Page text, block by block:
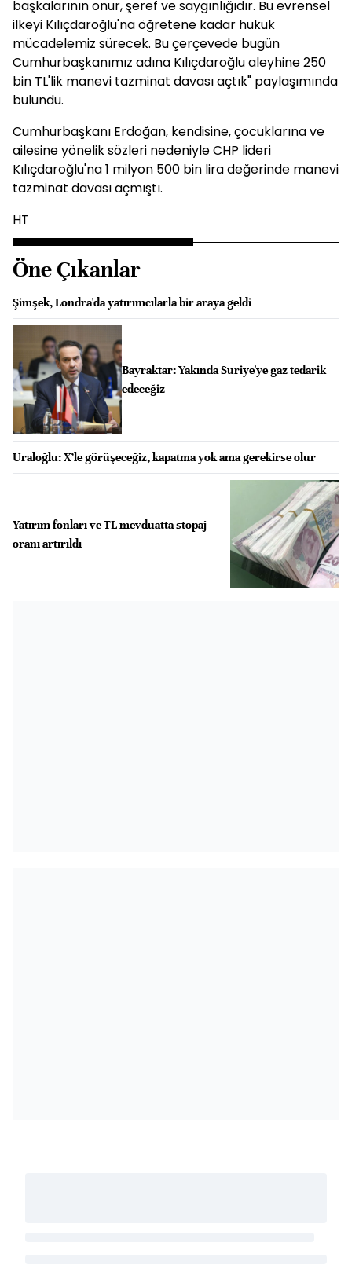
başkalarının onur, şeref ve saygınlığıdır. Bu evrensel
ilkeyi Kılıçdaroğlu'na öğretene kadar hukuk
mücadelemiz sürecek. Bu çerçevede bugün
Cumhurbaşkanımız adına Kılıçdaroğlu aleyhine 250
bin TL'lik manevi tazminat davası açtık" paylaşımında
bulundu.
Cumhurbaşkanı Erdoğan, kendisine, çocuklarına ve
ailesine yönelik sözleri nedeniyle CHP lideri
Kılıçdaroğlu'na 1 milyon 500 bin lira değerinde manevi
tazminat davası açmıştı.
HT
Öne Çıkanlar
Şimşek, Londra'da yatırımcılarla bir araya geldi
Bayraktar: Yakında Suriye'ye gaz tedarik
edeceğiz
Uraloğlu: X’le görüşeceğiz, kapatma yok ama gerekirse olur
Yatırım fonları ve TL mevduatta stopaj
oranı artırıldı